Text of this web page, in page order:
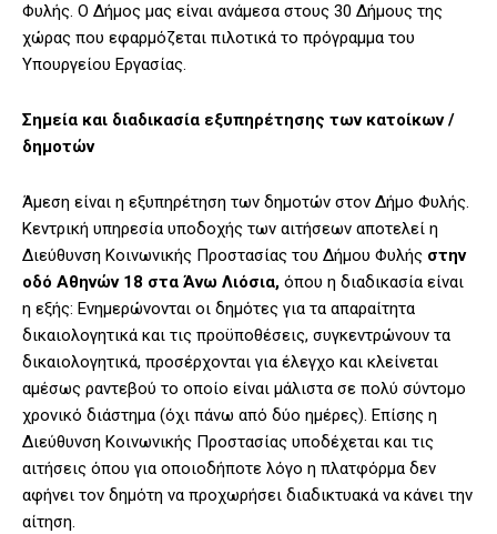
Φυλής. Ο Δήμος μας είναι ανάμεσα στους 30 Δήμους της
χώρας που εφαρμόζεται πιλοτικά το πρόγραμμα του
Υπουργείου Εργασίας.
Σημεία και διαδικασία εξυπηρέτησης των κατοίκων /
δημοτών
Άμεση είναι η εξυπηρέτηση των δημοτών στον Δήμο Φυλής.
Κεντρική υπηρεσία υποδοχής των αιτήσεων αποτελεί η
Διεύθυνση Κοινωνικής Προστασίας του Δήμου Φυλής στην
οδό Αθηνών 18 στα Άνω Λιόσια, όπου η διαδικασία είναι
η εξής: Ενημερώνονται οι δημότες για τα απαραίτητα
δικαιολογητικά και τις προϋποθέσεις, συγκεντρώνουν τα
δικαιολογητικά, προσέρχονται για έλεγχο και κλείνεται
αμέσως ραντεβού το οποίο είναι μάλιστα σε πολύ σύντομο
χρονικό διάστημα (όχι πάνω από δύο ημέρες). Επίσης η
Διεύθυνση Κοινωνικής Προστασίας υποδέχεται και τις
αιτήσεις όπου για οποιοδήποτε λόγο η πλατφόρμα δεν
αφήνει τον δημότη να προχωρήσει διαδικτυακά να κάνει την
αίτηση.